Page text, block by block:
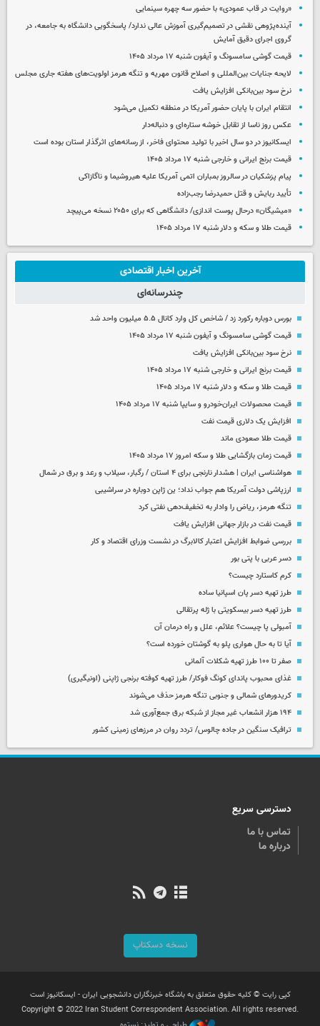
«روایت در قاب عمودی» با حضور سه چهره سینمایی
آینده‌پژوهی نقشی در تصمیم‌گیری آموزش عالی ندارد/ پاسخگویی دانشگاه به جامعه، در
گروی اجرای دقیق آمایش
قیمت گوشی سامسونگ و آیفون شنبه ۱۷ مرداد ۱۴۰۵
لایحه جنایات بین‌المللی و اصلاح قانون مهریه و تنگه هرمز اولویت‌های هفته جاری مجلس
نرخ سود بین‌بانکی افزایش یافت
انتقام ایران با پایان حضور آمریکا در منطقه تکمیل می‌شود
عکس روز ناسا از تقابل خوشه ستاره‌ای و دنباله‌دار
ایسکانیوز در دو سال اخیر با تولید محتوای فاخر، از رسانه‌های اثرگذار استان بوده است
قیمت برنج ایرانی و خارجی شنبه ۱۷ مرداد ۱۴۰۵
پیام پزشکیان در سالروز بمباران اتمی آمریکا علیه هیروشیما و ناگازاکی
تأیید ربایش و قتل حمیدرضا رجب‌زاده
«میشیگان» درحال پوست اندازی/ دانشگاهی که برای ۲۰۵۰ نسخه می‌پیچد
قیمت طلا و سکه و دلار شنبه ۱۷ مرداد ۱۴۰۵
آخرین اخبار اقتصادی
چندرسانه‌ای
بورس دوباره رکورد زد / شاخص کل وارد کانال ۵.۵ میلیون واحد شد
قیمت گوشی سامسونگ و آیفون شنبه ۱۷ مرداد ۱۴۰۵
نرخ سود بین‌بانکی افزایش یافت
قیمت برنج ایرانی و خارجی شنبه ۱۷ مرداد ۱۴۰۵
قیمت طلا و سکه و دلار شنبه ۱۷ مرداد ۱۴۰۵
قیمت محصولات ایران‌خودرو و سایپا شنبه ۱۷ مرداد ۱۴۰۵
افزایش یک دلاری قیمت نفت
قیمت طلا صعودی ماند
قیمت زمان بازگشایی طلا و سکه امروز ۱۷ مرداد ۱۴۰۵
هواشناسی ایران | هشدار نارنجی برای ۴ استان / رگبار، سیلاب و رعد و برق در شمال
ارزپاشی دولت آمریکا هم جواب نداد؛ ین ژاپن دوباره در سراشیبی
تنگه هرمز، ریاض را وادار به تخفیف‌دهی نفتی کرد
قیمت نفت در بازار جهانی افزایش یافت
بررسی ضوابط افزایش اعتبار کالابرگ در نشست وزرای اقتصاد و کار
دسر عربی با پتی بور
کرم کاستارد چیست؟
طرز تهیه دسر پان اسپانیا ساده
طرز تهیه دسر بیسکویتی با ژله پرتقالی
آمبولی پا چیست؟ علائم، علل و راه درمان آن
آیا تا به حال هواری پلو به گوشتان خورده است؟
صفر تا ۱۰۰ طرز تهیه شکلات آلمانی
غذای محبوب پاندای کونگ فوکار/ طرز تهیه کوفته برنجی ژاپنی (اونیگیری)
کریدورهای شمالی و جنوبی تنگه هرمز حذف می‌شوند
۱۹۴ هزار انشعاب غیر مجاز از شبکه برق جمع‌آوری شد
ترافیک سنگین در جاده چالوس/ تردد روان در مرزهای زمینی کشور
دسترسی سریع
تماس با ما
درباره ما
نسخه دسکتاپ
کپی رایت © کلیه حقوق متعلق به باشگاه خبرنگاران دانشجویی ایران - ایسکانیوز است
Copyright © 2022 Iran Student Correspondent Association. All rights reserved.